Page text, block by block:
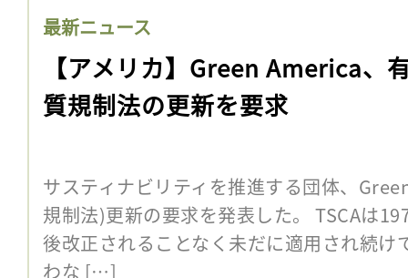
最新ニュース
【アメリカ】Green America、
質規制法の更新を要求
サスティナビリティを推進する団体、
規制法)更新の要求を発表した。 TSCAは
後改正されることなく未だに適用され続け
わな […]